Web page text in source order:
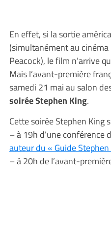
En effet, si la sortie
(simultanément au
Peacock), le film n’arrive
Mais l’avant-première
samedi 21 mai au salon
soirée Stephen King.
Cette soirée Stephen King
– à 19h d’une conférence
auteur du « Guide
– à 20h de l’avant-